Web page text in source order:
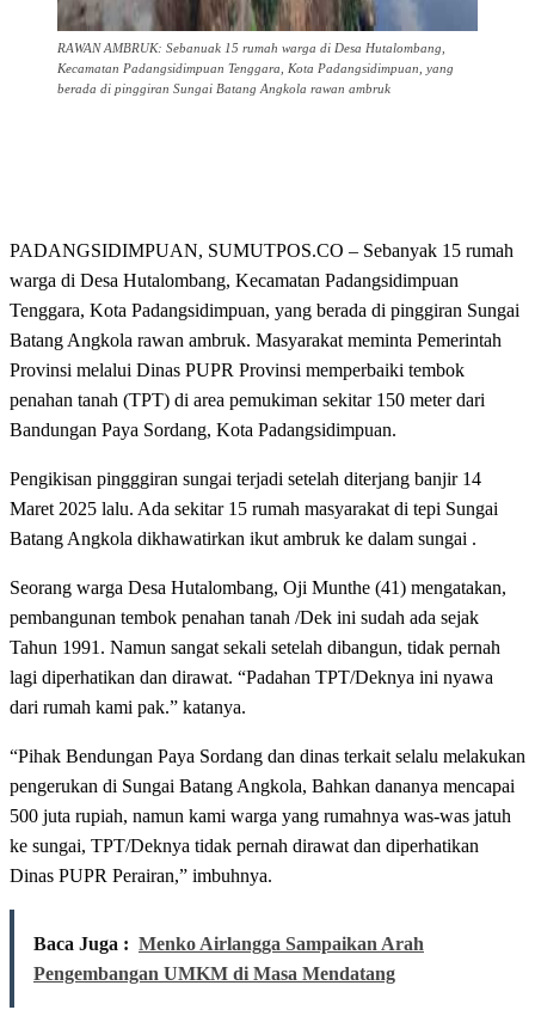
RAWAN AMBRUK: Sebanuak 15 rumah warga di Desa Hutalombang,
Kecamatan Padangsidimpuan Tenggara, Kota Padangsidimpuan, yang
berada di pinggiran Sungai Batang Angkola rawan ambruk
PADANGSIDIMPUAN, SUMUTPOS.CO – Sebanyak 15 rumah
warga di Desa Hutalombang, Kecamatan Padangsidimpuan
Tenggara, Kota Padangsidimpuan, yang berada di pinggiran Sungai
Batang Angkola rawan ambruk. Masyarakat meminta Pemerintah
Provinsi melalui Dinas PUPR Provinsi memperbaiki tembok
penahan tanah (TPT) di area pemukiman sekitar 150 meter dari
Bandungan Paya Sordang, Kota Padangsidimpuan.
Pengikisan pingggiran sungai terjadi setelah diterjang banjir 14
Maret 2025 lalu. Ada sekitar 15 rumah masyarakat di tepi Sungai
Batang Angkola dikhawatirkan ikut ambruk ke dalam sungai .
Seorang warga Desa Hutalombang, Oji Munthe (41) mengatakan,
pembangunan tembok penahan tanah /Dek ini sudah ada sejak
Tahun 1991. Namun sangat sekali setelah dibangun, tidak pernah
lagi diperhatikan dan dirawat. “Padahan TPT/Deknya ini nyawa
dari rumah kami pak.” katanya.
“Pihak Bendungan Paya Sordang dan dinas terkait selalu melakukan
pengerukan di Sungai Batang Angkola, Bahkan dananya mencapai
500 juta rupiah, namun kami warga yang rumahnya was-was jatuh
ke sungai, TPT/Deknya tidak pernah dirawat dan diperhatikan
Dinas PUPR Perairan,” imbuhnya.
Baca Juga : Menko Airlangga Sampaikan Arah
Pengembangan UMKM di Masa Mendatang